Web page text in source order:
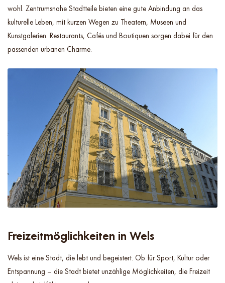
wohl. Zentrumsnahe Stadtteile bieten eine gute Anbindung an das
kulturelle Leben, mit kurzen Wegen zu Theatern, Museen und
Kunstgalerien. Restaurants, Cafés und Boutiquen sorgen dabei für den
passenden urbanen Charme.
Freizeitmöglichkeiten in Wels
Wels ist eine Stadt, die lebt und begeistert. Ob für Sport, Kultur oder
Entspannung – die Stadt bietet unzählige Möglichkeiten, die Freizeit